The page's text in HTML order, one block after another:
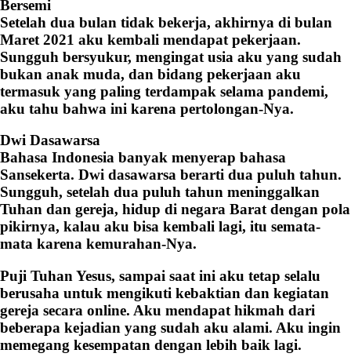
Bersemi
Setelah dua bulan tidak bekerja, akhirnya di bulan
Maret 2021 aku kembali mendapat pekerjaan.
Sungguh bersyukur, mengingat usia aku yang sudah
bukan anak muda, dan bidang pekerjaan aku
termasuk yang paling terdampak selama pandemi,
aku tahu bahwa ini karena pertolongan-Nya.
Dwi Dasawarsa
Bahasa Indonesia banyak menyerap bahasa
Sansekerta. Dwi dasawarsa berarti dua puluh tahun.
Sungguh, setelah dua puluh tahun meninggalkan
Tuhan dan gereja, hidup di negara Barat dengan pola
pikirnya, kalau aku bisa kembali lagi, itu semata-
mata karena kemurahan-Nya.
Puji Tuhan Yesus, sampai saat ini aku tetap selalu
berusaha untuk mengikuti kebaktian dan kegiatan
gereja secara online. Aku mendapat hikmah dari
beberapa kejadian yang sudah aku alami. Aku ingin
memegang kesempatan dengan lebih baik lagi.